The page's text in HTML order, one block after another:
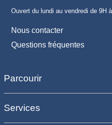
Ouvert du lundi au vendredi de 9H
Nous contacter
Questions fréquentes
Parcourir
Services